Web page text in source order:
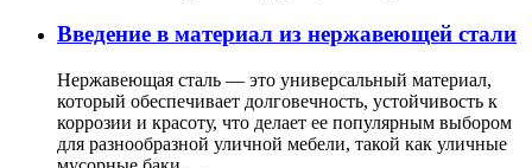
Введение в материал из нержавеющей стали
Нержавеющая сталь — это универсальный материал,
который обеспечивает долговечность, устойчивость к
коррозии и красоту, что делает ее популярным выбором
для разнообразной уличной мебели, такой как уличные